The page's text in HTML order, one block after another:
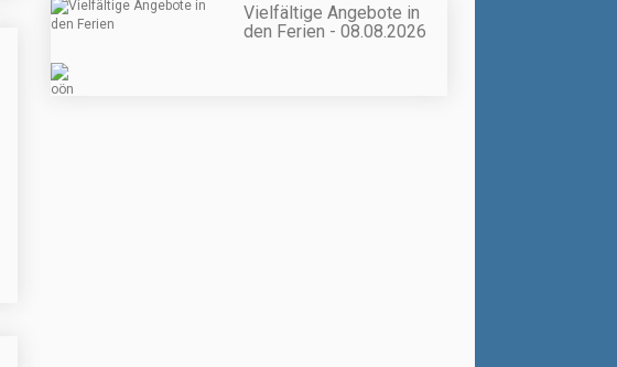
Vielfältige Angebote in
den Ferien - 08.08.2026